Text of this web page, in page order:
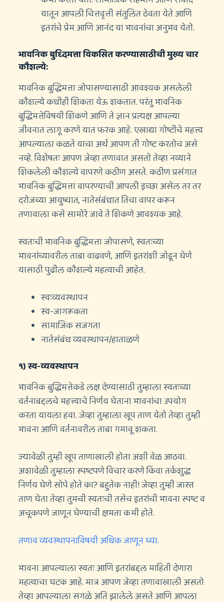
यातून आपली चित्तवृत्ती संतुलित ठेवता येते आणि
इतरांचे प्रेम आणि आनंद या भावनांचा अनुभव येतो.
भावनिक बुध्दिमत्ता विकसित करण्यासाठीची मुख्य चार
कौशल्ये:
भावनिक बुद्धिमत्ता जोपासण्यासाठी आवश्यक असलेली
कौशल्ये कधीही शिकता येऊ शकतात. परंतु भावनिक
बुद्धिमत्तेविषयी शिकणे आणि ते ज्ञान प्रत्यक्ष आपल्या
जीवनात लागू करणे यात फरक आहे. एखाद्या गोष्टीचे महत्त्व
आपल्याला कळते याचा अर्थ आपण ती गोष्ट करतोच असे
नव्हे. विशेषतः आपण जेव्हा तणावात असतो तेव्हा नव्याने
शिकलेली कौशल्ये वापरणे कठीण असते. कठीण प्रसंगात
भावनिक बुद्धिमत्ता वापरण्याची आपली इच्छा असेल तर तर
दरोजच्या आयुष्यात, नातेसंबंधात तिचा वापर करून
तणावाला कसे सामोरे जावे ते शिकणे आवश्यक आहे.
स्वतःची भावनिक बुद्धिमत्ता जोपासणे, स्वतःच्या
भावनांच्यावरील ताबा वाढवणे, आणि इतरांशी जोडून घेणे
यासाठी पुढील कौशल्ये महत्वाची आहेत.
स्वःव्यवस्थापन
स्व-जागरूकता
सामाजिक सजगता
नातेसंबंध व्यवस्थापन/हाताळणे
१) स्व-व्यवस्थापन
भावनिक बुद्धिमत्तेकडे लक्ष देण्यासाठी तुम्हाला स्वतःच्या
वर्तनाबद्दलचे महत्त्वाचे निर्णय घेताना भावनांचा उपयोग
करता यायला हवा. जेव्हा तुम्हाला खूप ताण येतो तेव्हा तुम्ही
भावना आणि वर्तनावरील ताबा गमावू शकता.
ज्यावेळी तुम्ही खूप ताणाखाली होता अशी वेळ आठवा.
अशावेळी तुम्हाला स्पष्टपणे विचार करणे किंवा तर्कशुद्ध
निर्णय घेणे सोपे होते का? बहुतेक नाही! जेव्हा तुम्ही जास्त
ताण घेता तेव्हा तुमची स्वतःची तसेच इतरांची भावना स्पष्ट व
अचूकपणे जाणून घेण्याची क्षमता कमी होते.
तणाव व्यवस्थापनाविषयी अधिक जाणून घ्या.
भावना आपल्याला स्वतः आणि इतरांबद्दल माहिती देणारा
महत्वाचा घटक आहे. मात्र आपण जेव्हा तणावाखाली असतो
तेव्हा आपल्याला सगळे अति झालेले असते आणि आपला